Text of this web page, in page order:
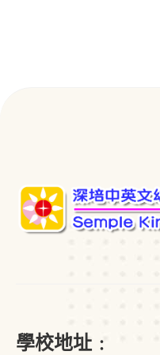
學校地址﹕